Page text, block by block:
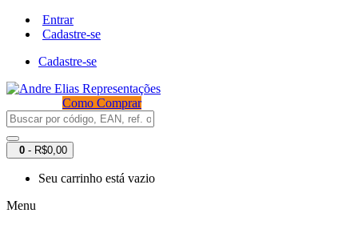
Entrar
Cadastre-se
Cadastre-se
Como Comprar
0 - R$0,00
Seu carrinho está vazio
Menu